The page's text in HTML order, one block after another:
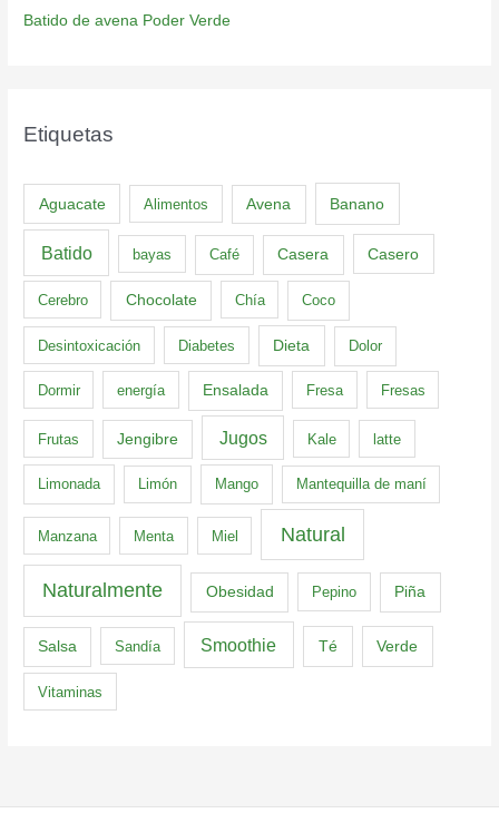
Batido de avena Poder Verde
Etiquetas
Aguacate Alimentos Avena Banano
Batido bayas Café Casera Casero
Cerebro Chocolate Chía Coco
Desintoxicación Diabetes Dieta Dolor
Dormir energía Ensalada Fresa Fresas
Frutas Jengibre Jugos Kale latte
Limonada Limón Mango Mantequilla de maní
Manzana Menta Miel Natural
Naturalmente Obesidad Pepino Piña
Salsa Sandía Smoothie Té Verde
Vitaminas